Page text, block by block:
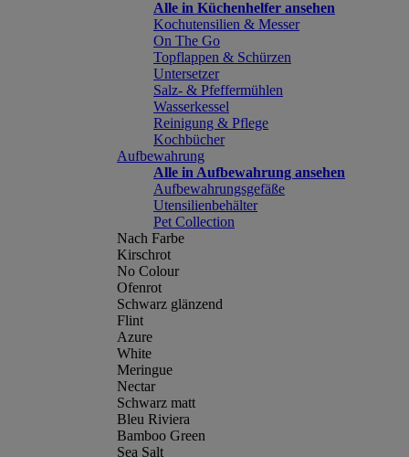
Alle in Küchenhelfer ansehen
Kochutensilien & Messer
On The Go
Topflappen & Schürzen
Untersetzer
Salz- & Pfeffermühlen
Wasserkessel
Reinigung & Pflege
Kochbücher
Aufbewahrung
Alle in Aufbewahrung ansehen
Aufbewahrungsgefäße
Utensilienbehälter
Pet Collection
Nach Farbe
Kirschrot
No Colour
Ofenrot
Schwarz glänzend
Flint
Azure
White
Meringue
Nectar
Schwarz matt
Bleu Riviera
Bamboo Green
Sea Salt